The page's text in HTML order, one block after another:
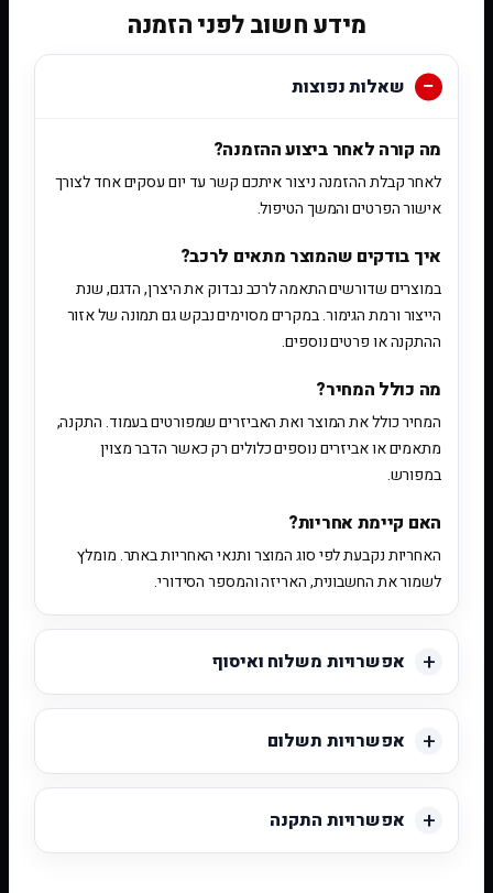
מידע חשוב לפני הזמנה
שאלות נפוצות
מה קורה לאחר ביצוע ההזמנה?
לאחר קבלת ההזמנה ניצור איתכם קשר עד יום עסקים אחד לצורך
אישור הפרטים והמשך הטיפול.
איך בודקים שהמוצר מתאים לרכב?
במוצרים שדורשים התאמה לרכב נבדוק את היצרן, הדגם, שנת
הייצור ורמת הגימור. במקרים מסוימים נבקש גם תמונה של אזור
ההתקנה או פרטים נוספים.
מה כולל המחיר?
המחיר כולל את המוצר ואת האביזרים שמפורטים בעמוד. התקנה,
מתאמים או אביזרים נוספים כלולים רק כאשר הדבר מצוין
במפורש.
האם קיימת אחריות?
האחריות נקבעת לפי סוג המוצר ותנאי האחריות באתר. מומלץ
לשמור את החשבונית, האריזה והמספר הסידורי.
אפשרויות משלוח ואיסוף
אפשרויות תשלום
אפשרויות התקנה